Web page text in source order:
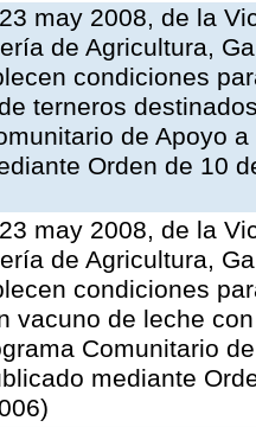
may 2008, de la
de Agricultura,
condiciones
terneros
de Apoyo
Orden de 10
may 2008, de la
de Agricultura,
condiciones
vacuno de leche
Comunitario
mediante